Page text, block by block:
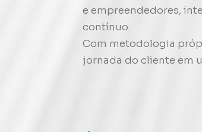
e empreendedores,
contínuo.
Com metodologia
jornada do cliente em